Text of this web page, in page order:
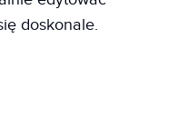
doskonale.